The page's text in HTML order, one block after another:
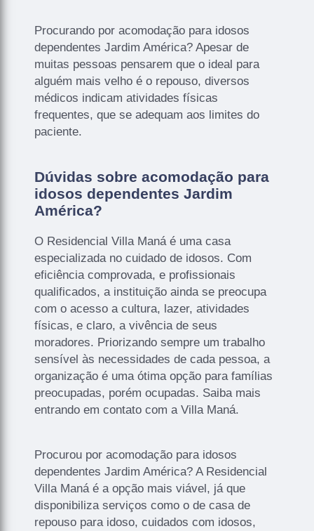
Procurando por acomodação para idosos
dependentes Jardim América? Apesar de
muitas pessoas pensarem que o ideal para
alguém mais velho é o repouso, diversos
médicos indicam atividades físicas
frequentes, que se adequam aos limites do
paciente.
Dúvidas sobre acomodação para
idosos dependentes Jardim
América?
O Residencial Villa Maná é uma casa
especializada no cuidado de idosos. Com
eficiência comprovada, e profissionais
qualificados, a instituição ainda se preocupa
com o acesso a cultura, lazer, atividades
físicas, e claro, a vivência de seus
moradores. Priorizando sempre um trabalho
sensível às necessidades de cada pessoa, a
organização é uma ótima opção para famílias
preocupadas, porém ocupadas. Saiba mais
entrando em contato com a Villa Maná.
Procurou por acomodação para idosos
dependentes Jardim América? A Residencial
Villa Maná é a opção mais viável, já que
disponibiliza serviços como o de casa de
repouso para idoso, cuidados com idosos,